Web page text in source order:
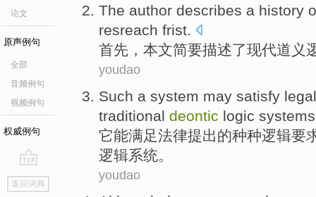
论文
原声例句
全部
音频例句
视频例句
权威例句
go
top
返回词典
The author describes a history
resreach frist.
首先，本文简要描述了现代道义
youdao
Such a system may satisfy legal
traditional deontic logic systems
它能满足法律提出的种种逻辑要
逻辑系统 。
youdao